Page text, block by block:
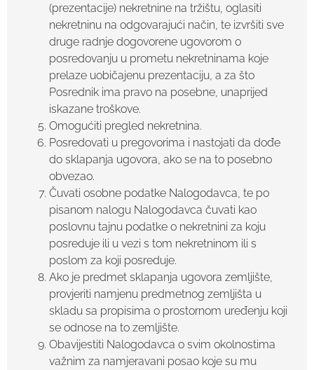
(prezentacije) nekretnine na tržištu, oglasiti
nekretninu na odgovarajući način, te izvršiti sve
druge radnje dogovorene ugovorom o
posredovanju u prometu nekretninama koje
prelaze uobičajenu prezentaciju, a za što
Posrednik ima pravo na posebne, unaprijed
iskazane troškove.
Omogućiti pregled nekretnina.
Posredovati u pregovorima i nastojati da dođe
do sklapanja ugovora, ako se na to posebno
obvezao.
Čuvati osobne podatke Nalogodavca, te po
pisanom nalogu Nalogodavca čuvati kao
poslovnu tajnu podatke o nekretnini za koju
posreduje ili u vezi s tom nekretninom ili s
poslom za koji posreduje.
Ako je predmet sklapanja ugovora zemljište,
provjeriti namjenu predmetnog zemljišta u
skladu sa propisima o prostornom uređenju koji
se odnose na to zemljište.
Obavijestiti Nalogodavca o svim okolnostima
važnim za namjeravani posao koje su mu